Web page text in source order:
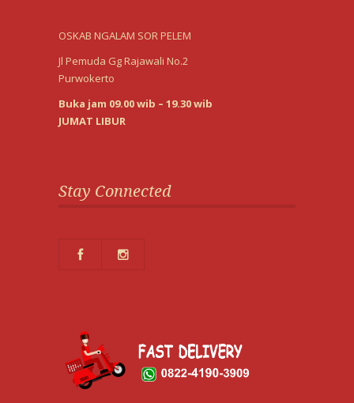
OSKAB NGALAM SOR PELEM
Jl Pemuda Gg Rajawali No.2
Purwokerto
Buka jam 09.00 wib – 19.30 wib
JUMAT LIBUR
Stay Connected